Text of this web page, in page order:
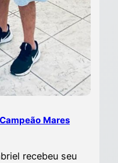
Mares
recebeu seu